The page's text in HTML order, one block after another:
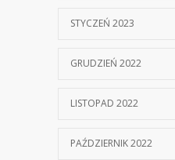
STYCZEŃ 2023
GRUDZIEŃ 2022
LISTOPAD 2022
PAŹDZIERNIK 2022